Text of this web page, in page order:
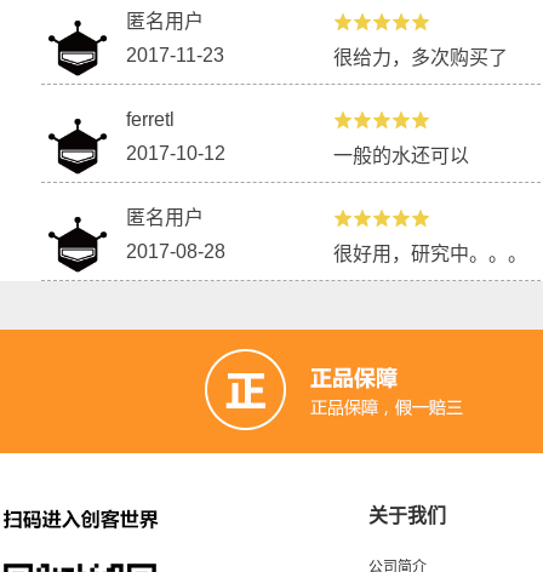
匿名用户
2017-11-23
很给力，多次购买了
ferretl
2017-10-12
一般的水还可以
匿名用户
2017-08-28
很好用，研究中。。。
关于我们
公司简介